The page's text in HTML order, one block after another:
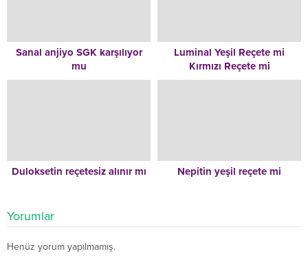
Sanal anjiyo SGK karşılıyor
mu
Luminal Yeşil Reçete mi
Kırmızı Reçete mi
Duloksetin reçetesiz alınır mı Nepitin yeşil reçete mi
Yorumlar
Henüz yorum yapılmamış.